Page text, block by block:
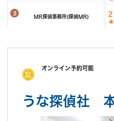
依頼者様にあった
「明朗会計」がモ
依頼者様にあった
ご希望の日程を選んで無料相
3
MR探偵事務所(探偵MR) 2
オンライン予約可能
うな探偵社